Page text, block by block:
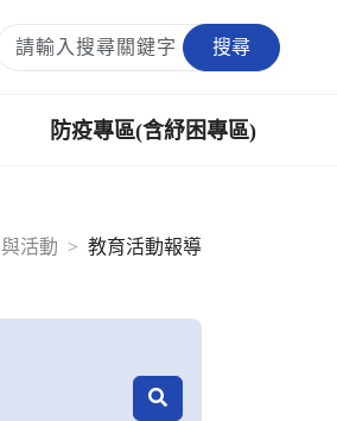
搜尋
防疫專區(含紓困專區)
活動 教育活動報導